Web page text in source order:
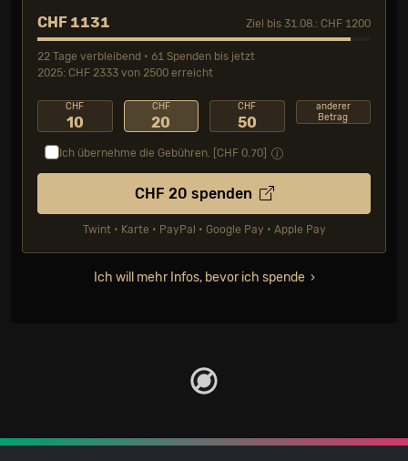
CHF 1131 Ziel bis 31.08.: CHF 1200
22 Tage verbleibend • 61 Spenden bis jetzt
2025: CHF 2333 von 2500 erreicht
CHF
10
CHF
20
CHF
50
anderer
Betrag
Ich übernehme die Gebühren. [CHF 0.70
CHF 20 spenden
Twint • Karte • PayPal • Google Pay • Apple Pay
Ich will mehr Infos, bevor ich spende